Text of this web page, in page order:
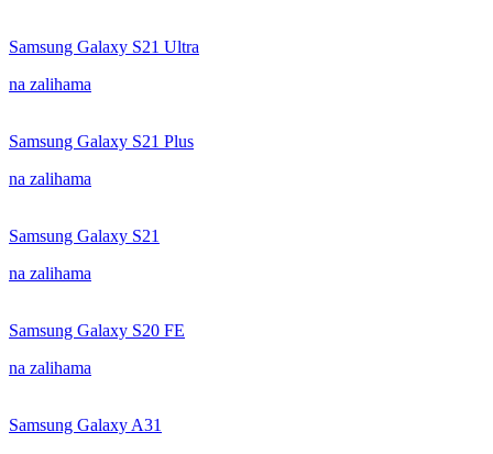
Samsung Galaxy S21 Ultra
na zalihama
Samsung Galaxy S21 Plus
na zalihama
Samsung Galaxy S21
na zalihama
Samsung Galaxy S20 FE
na zalihama
Samsung Galaxy A31